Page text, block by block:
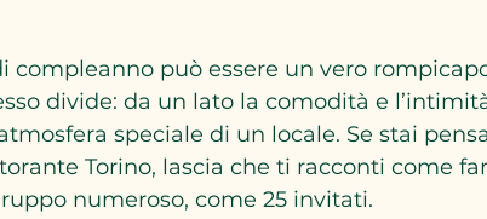
compleanno può essere un vero
divide: da un lato la comodità e
speciale di un locale. Se stai
Torino, lascia che ti racconti come
numeroso, come 25 invitati.